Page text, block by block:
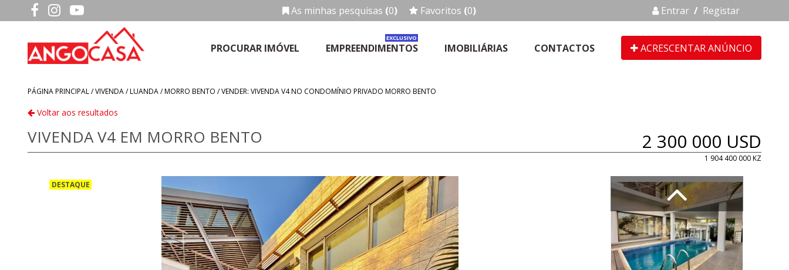
As minhas pesquisas (0) Favoritos (0) Entrar / Registar
PROCURAR IMÓVEL EMPREENDIMENTOS
EXCLUSIVO
IMOBILIÁRIAS CONTACTOS ACRESCENTAR ANÚNCIO
PÁGINA PRINCIPAL /VIVENDA/LUANDA/MORRO BENTO /VENDER: VIVENDA V4 NO CONDOMÍNIO PRIVADO MORRO BENTO
Voltar aos resultados
2 300 000 USD
1 904 400 000 KZ
VIVENDA V4 EM MORRO BENTO